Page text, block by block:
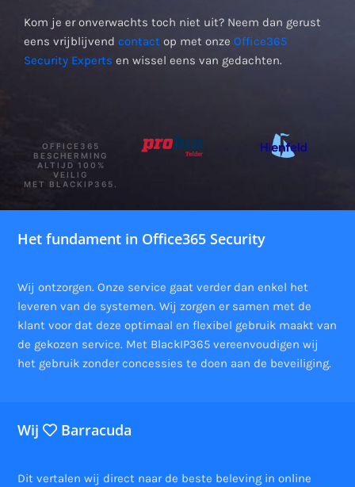
Kom je er onverwachts toch niet uit? Neem dan gerust
eens vrijblijvend contact op met onze Office365
Security Experts en wissel eens van gedachten.
OFFICE365
BESCHERMING
ALTIJD 100%
VEILIG
MET BLACKIP365.
Het fundament in Office365 Security
Wij ontzorgen. Onze service gaat verder dan enkel het
leveren van de systemen. Wij zorgen er samen met de
klant voor dat deze optimaal en flexibel gebruik maakt van
de gekozen service. Met BlackIP365 vereenvoudigen wij
het gebruik zonder concessies te doen aan de beveiliging.
Wij Barracuda
Dit vertalen wij direct naar de beste beleving in online